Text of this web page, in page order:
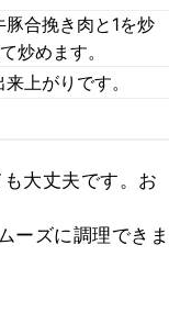
合挽き肉と1を炒
炒めます。
上がりです。
大丈夫です。お
ーズに調理できま